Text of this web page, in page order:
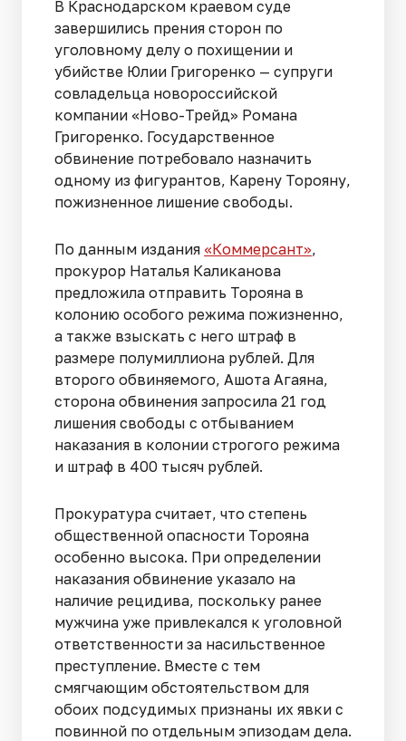
В Краснодарском краевом суде
завершились прения сторон по
уголовному делу о похищении и
убийстве Юлии Григоренко — супруги
совладельца новороссийской
компании «Ново-Трейд» Романа
Григоренко. Государственное
обвинение потребовало назначить
одному из фигурантов, Карену Торояну,
пожизненное лишение свободы.
По данным издания «Коммерсант»,
прокурор Наталья Каликанова
предложила отправить Торояна в
колонию особого режима пожизненно,
а также взыскать с него штраф в
размере полумиллиона рублей. Для
второго обвиняемого, Ашота Агаяна,
сторона обвинения запросила 21 год
лишения свободы с отбыванием
наказания в колонии строгого режима
и штраф в 400 тысяч рублей.
Прокуратура считает, что степень
общественной опасности Торояна
особенно высока. При определении
наказания обвинение указало на
наличие рецидива, поскольку ранее
мужчина уже привлекался к уголовной
ответственности за насильственное
преступление. Вместе с тем
смягчающим обстоятельством для
обоих подсудимых признаны их явки с
повинной по отдельным эпизодам дела.